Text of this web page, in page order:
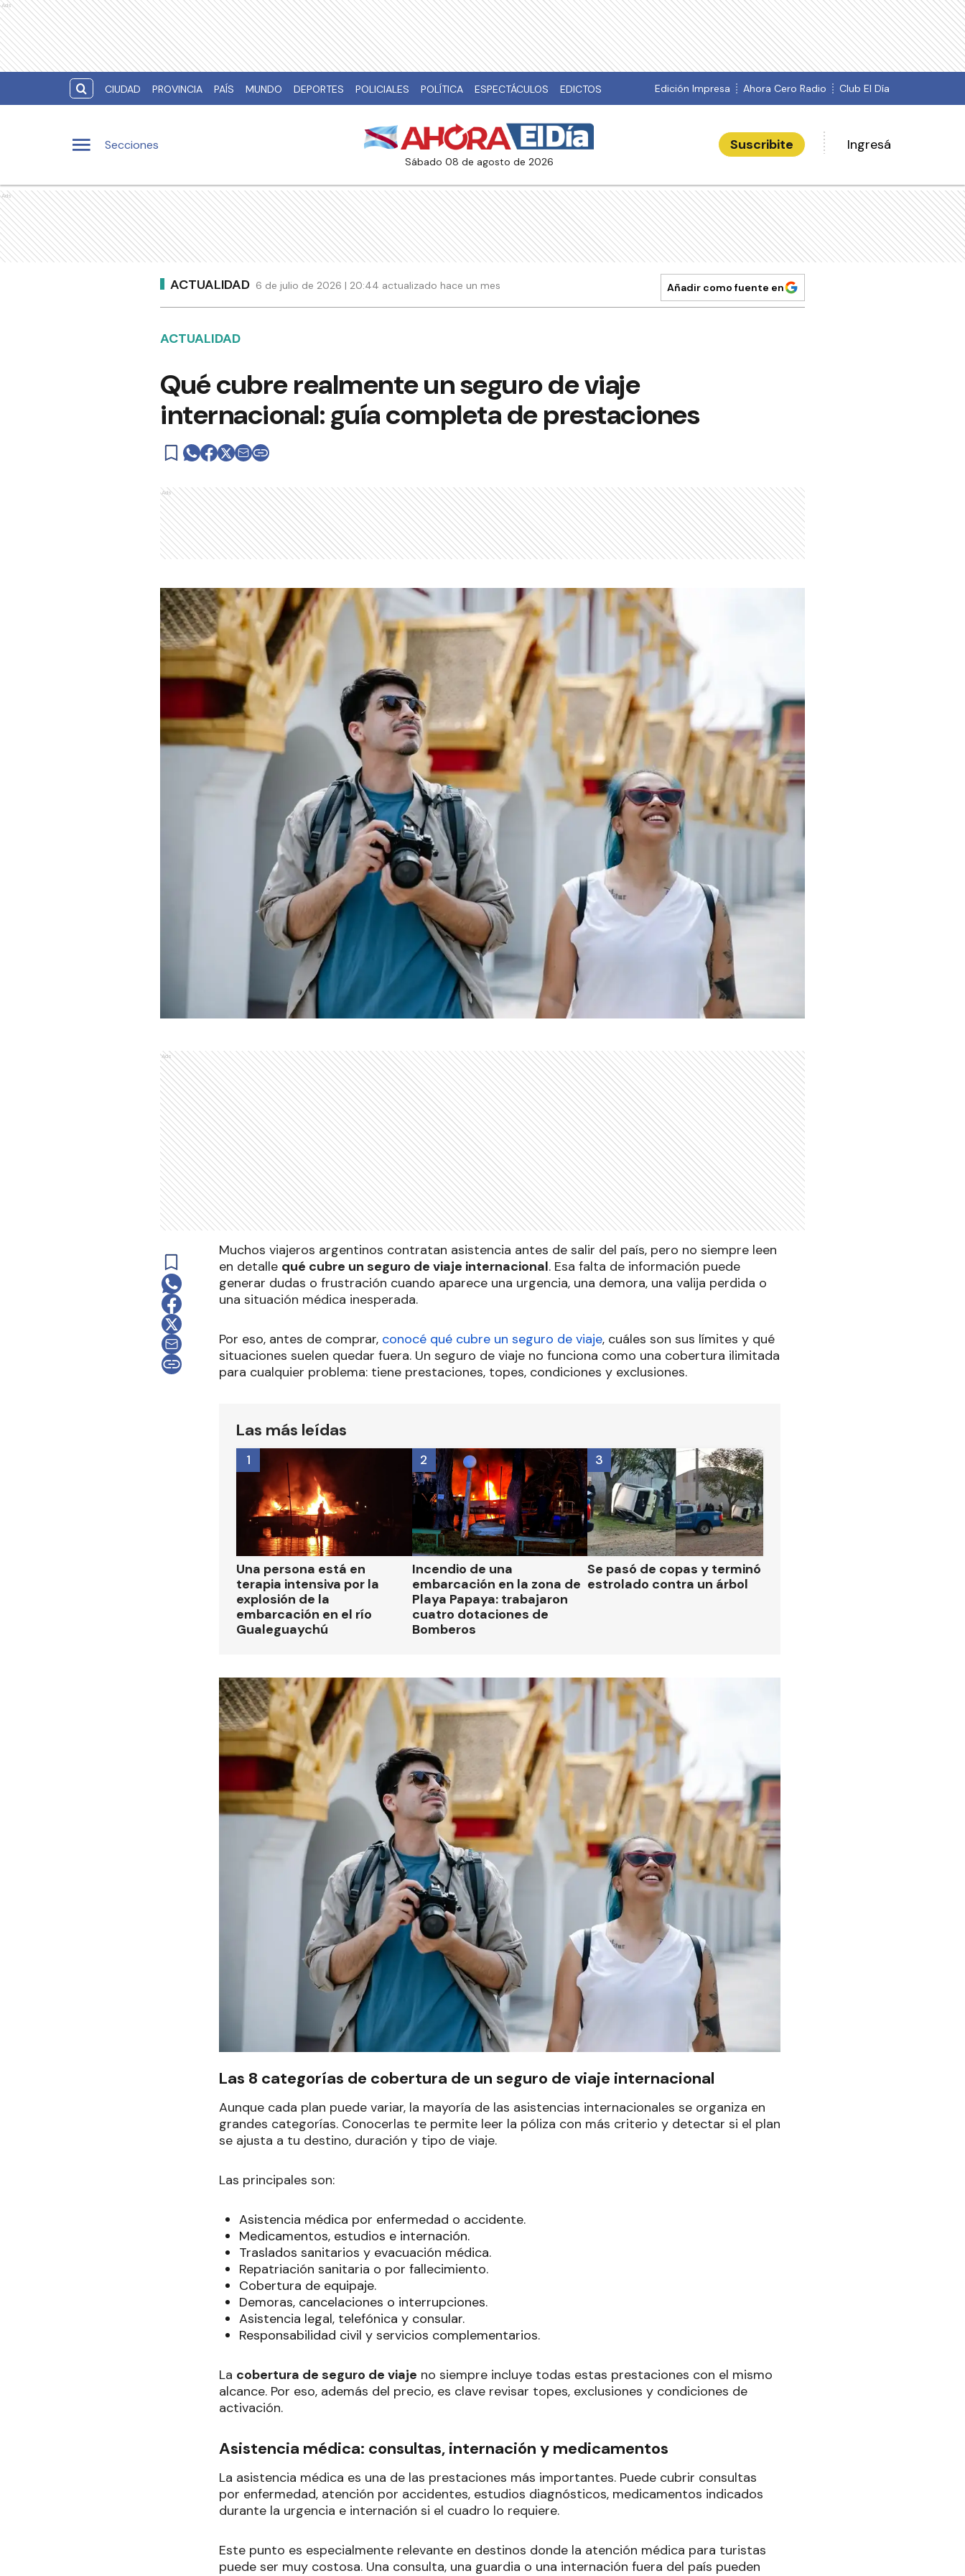
Ads
CIUDAD PROVINCIA PAÍS MUNDO DEPORTES POLICIALES POLÍTICA ESPECTÁCULOS EDICTOS Edición Impresa Ahora Cero Radio Club El Día
Secciones
sábado 08 de agosto de 2026
Suscribite Ingresá
Ads
ACTUALIDAD 6 de julio de 2026 | 20:44 actualizado hace un mes Añadir como fuente en
ACTUALIDAD
Qué cubre realmente un seguro de viaje
internacional: guía completa de prestaciones
Ads
Ads
Muchos viajeros argentinos contratan asistencia antes de salir del país, pero no siempre leen
en detalle qué cubre un seguro de viaje internacional. Esa falta de información puede
generar dudas o frustración cuando aparece una urgencia, una demora, una valija perdida o
una situación médica inesperada.
Por eso, antes de comprar, conocé qué cubre un seguro de viaje, cuáles son sus límites y qué
situaciones suelen quedar fuera. Un seguro de viaje no funciona como una cobertura ilimitada
para cualquier problema: tiene prestaciones, topes, condiciones y exclusiones.
Las más leídas
Una persona está en
terapia intensiva por la
explosión de la
embarcación en el río
Gualeguaychú
1
Incendio de una
embarcación en la zona de
Playa Papaya: trabajaron
cuatro dotaciones de
Bomberos
2
Se pasó de copas y terminó
estrolado contra un árbol
3
Las 8 categorías de cobertura de un seguro de viaje internacional
Aunque cada plan puede variar, la mayoría de las asistencias internacionales se organiza en
grandes categorías. Conocerlas te permite leer la póliza con más criterio y detectar si el plan
se ajusta a tu destino, duración y tipo de viaje.
Las principales son:
Asistencia médica por enfermedad o accidente.
Medicamentos, estudios e internación.
Traslados sanitarios y evacuación médica.
Repatriación sanitaria o por fallecimiento.
Cobertura de equipaje.
Demoras, cancelaciones o interrupciones.
Asistencia legal, telefónica y consular.
Responsabilidad civil y servicios complementarios.
La cobertura de seguro de viaje no siempre incluye todas estas prestaciones con el mismo
alcance. Por eso, además del precio, es clave revisar topes, exclusiones y condiciones de
activación.
Asistencia médica: consultas, internación y medicamentos
La asistencia médica es una de las prestaciones más importantes. Puede cubrir consultas
por enfermedad, atención por accidentes, estudios diagnósticos, medicamentos indicados
durante la urgencia e internación si el cuadro lo requiere.
Este punto es especialmente relevante en destinos donde la atención médica para turistas
puede ser muy costosa. Una consulta, una guardia o una internación fuera del país pueden